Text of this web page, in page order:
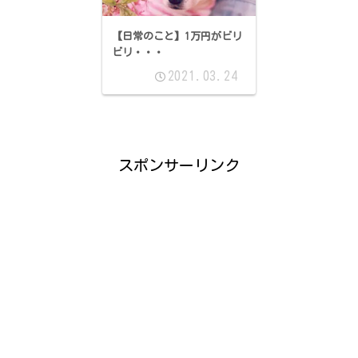
【日常のこと】1万円がビリ
ビリ・・・
2021.03.24
スポンサーリンク